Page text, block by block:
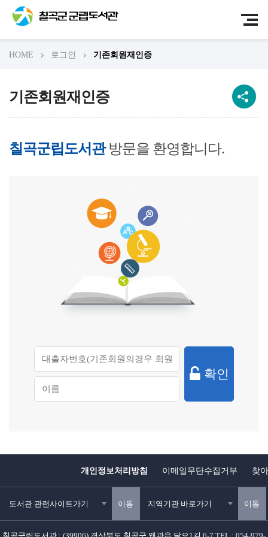
HOME 로그인 기존회원재인증
기존회원재인증
칠곡군립도서관 방문을 환영합니다.
확인
개인정보처리방침 이메일무단수집거부 찾
도서관 관련사이트가기 이동 지역기관 바로가기 이동